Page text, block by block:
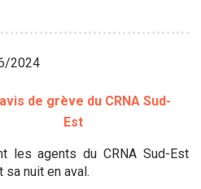
2024
de grève du CRNA Sud-
Est
les agents du CRNA Sud-Est
sa nuit en aval.